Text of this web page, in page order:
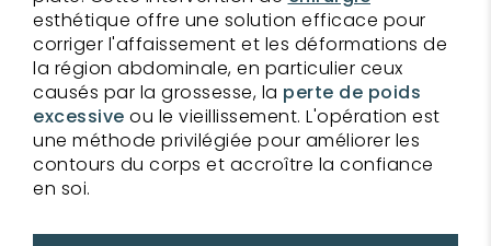
esthétique offre une solution efficace pour
corriger l'affaissement et les déformations de
la région abdominale, en particulier ceux
causés par la grossesse, la perte de poids
excessive ou le vieillissement. L'opération est
une méthode privilégiée pour améliorer les
contours du corps et accroître la confiance
en soi.